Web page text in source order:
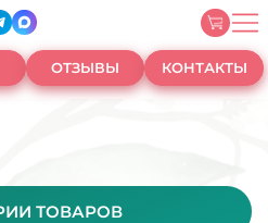
ОТЗЫВЫ КОНТАКТЫ
ТОВАРОВ